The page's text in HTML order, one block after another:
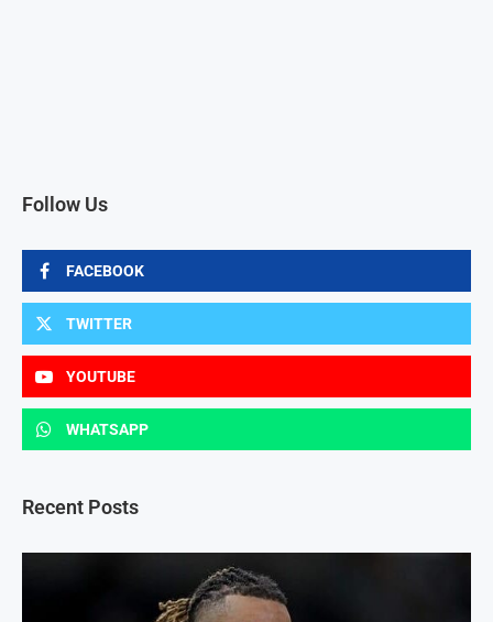
Follow Us
FACEBOOK
TWITTER
YOUTUBE
WHATSAPP
Recent Posts